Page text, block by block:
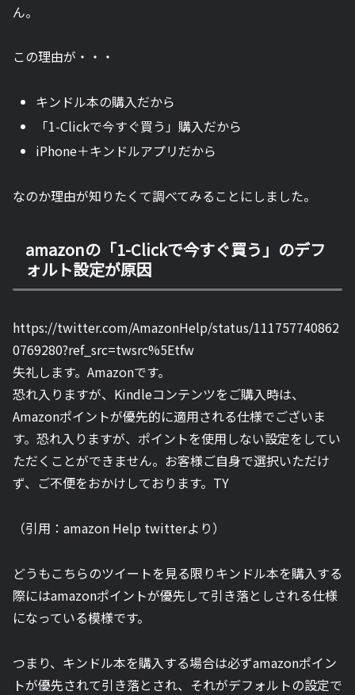
ん。
この理由が・・・
キンドル本の購入だから
「1-Clickで今すぐ買う」購入だから
iPhone＋キンドルアプリだから
なのか理由が知りたくて調べてみることにしました。
amazonの 「1-Clickで今すぐ買う」のデフ
ォルト設定が原因
https://twitter.com/AmazonHelp/status/111757740862
0769280?ref_src=twsrc%5Etfw
失礼します。Amazonです。
恐れ入りますが、Kindleコンテンツをご購入時は、
Amazonポイントが優先的に適用される仕様でございま
す。恐れ入りますが、ポイントを使用しない設定をしてい
ただくことができません。お客様ご自身で選択いただけ
ず、ご不便をおかけしております。TY
（引用：amazon Help twitterより）
どうもこちらのツイートを見る限りキンドル本を購入する
際にはamazonポイントが優先して引き落としされる仕様
になっている模様です。
つまり、キンドル本を購入する場合は必ずamazonポイン
トが優先されて引き落とされ、それがデフォルトの設定で